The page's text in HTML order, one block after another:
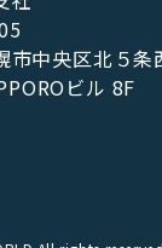
市中央区北５条
ビル 8F